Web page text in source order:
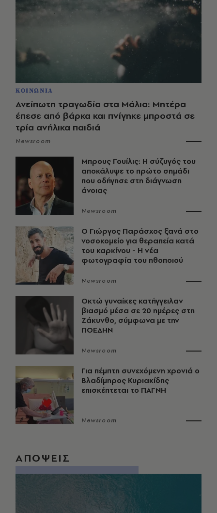
ΚΟΙΝΩΝΙΑ
Ανείπωτη τραγωδία στα Μάλια: Μητέρα
έπεσε από βάρκα και πνίγηκε μπροστά σε
τρία ανήλικα παιδιά
Newsroom
Μπρους Γουίλις: Η σύζυγός του
αποκάλυψε το πρώτο σημάδι
που οδήγησε στη διάγνωση
άνοιας
Newsroom
O Γιώργος Παράσχος ξανά στο
νοσοκομείο για θεραπεία κατά
του καρκίνου - Η νέα
φωτογραφία του ηθοποιού
Newsroom
Οκτώ γυναίκες κατήγγειλαν
βιασμό μέσα σε 20 ημέρες στη
Ζάκυνθο, σύμφωνα με την
ΠΟΕΔΗΝ
Newsroom
Για πέμπτη συνεχόμενη χρονιά ο
Βλαδίμηρος Κυριακίδης
επισκέπτεται το ΠΑΓΝΗ
Newsroom
ΑΠΟΨΕΙΣ